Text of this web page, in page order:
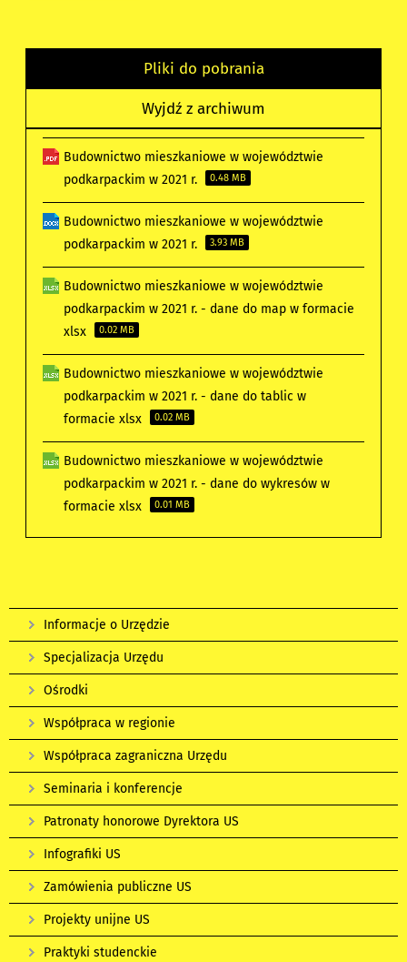
Pliki do pobrania
Wyjdź z archiwum
Budownictwo mieszkaniowe w województwie
podkarpackim w 2021 r.
0.48 MB
Budownictwo mieszkaniowe w województwie
podkarpackim w 2021 r.
3.93 MB
Budownictwo mieszkaniowe w województwie
podkarpackim w 2021 r. - dane do map w formacie
xlsx
0.02 MB
Budownictwo mieszkaniowe w województwie
podkarpackim w 2021 r. - dane do tablic w
formacie xlsx
0.02 MB
Budownictwo mieszkaniowe w województwie
podkarpackim w 2021 r. - dane do wykresów w
formacie xlsx
0.01 MB
Informacje o Urzędzie
Specjalizacja Urzędu
Ośrodki
Współpraca w regionie
Współpraca zagraniczna Urzędu
Seminaria i konferencje
Patronaty honorowe Dyrektora US
Infografiki US
Zamówienia publiczne US
Projekty unijne US
Praktyki studenckie